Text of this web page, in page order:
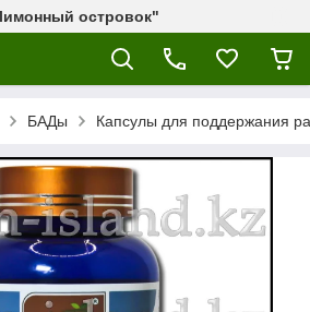
островок"
БАДы Капсулы для поддержания